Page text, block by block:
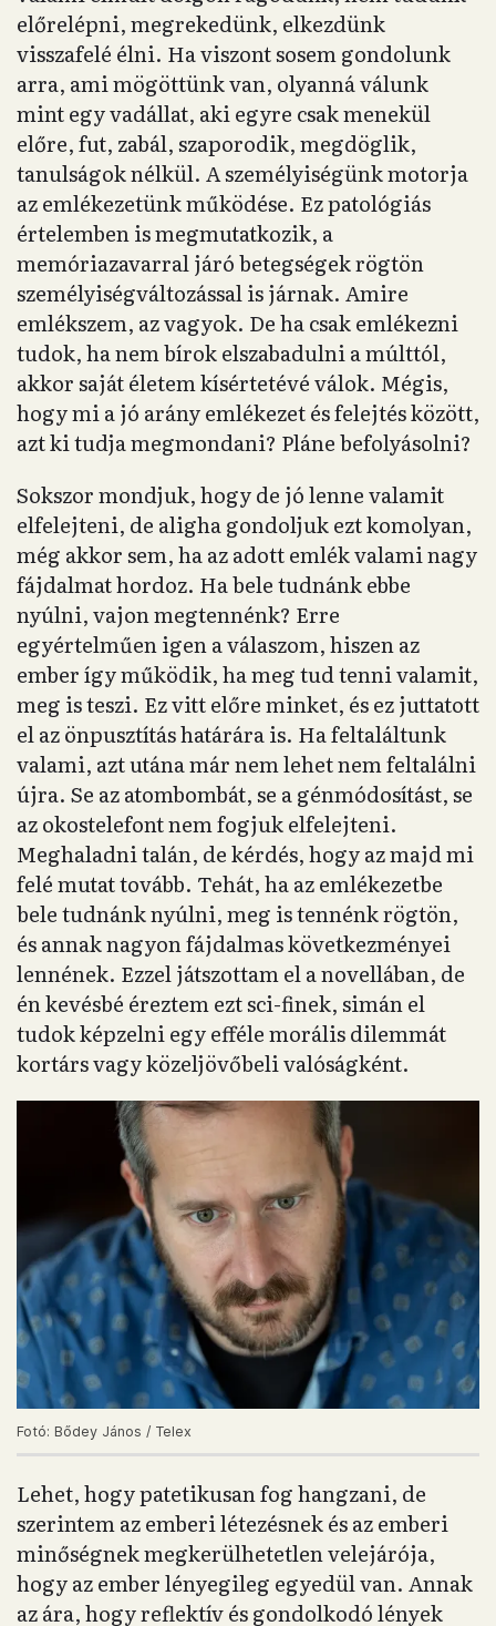
előrelépni, megrekedünk, elkezdünk
visszafelé élni. Ha viszont sosem gondolunk
arra, ami mögöttünk van, olyanná válunk
mint egy vadállat, aki egyre csak menekül
előre, fut, zabál, szaporodik, megdöglik,
tanulságok nélkül. A személyiségünk motorja
az emlékezetünk működése. Ez patológiás
értelemben is megmutatkozik, a
memóriazavarral járó betegségek rögtön
személyiségváltozással is járnak. Amire
emlékszem, az vagyok. De ha csak emlékezni
tudok, ha nem bírok elszabadulni a múlttól,
akkor saját életem kísértetévé válok. Mégis,
hogy mi a jó arány emlékezet és felejtés között,
azt ki tudja megmondani? Pláne befolyásolni?
Sokszor mondjuk, hogy de jó lenne valamit
elfelejteni, de aligha gondoljuk ezt komolyan,
még akkor sem, ha az adott emlék valami nagy
fájdalmat hordoz. Ha bele tudnánk ebbe
nyúlni, vajon megtennénk? Erre
egyértelműen igen a válaszom, hiszen az
ember így működik, ha meg tud tenni valamit,
meg is teszi. Ez vitt előre minket, és ez juttatott
el az önpusztítás határára is. Ha feltaláltunk
valami, azt utána már nem lehet nem feltalálni
újra. Se az atombombát, se a génmódosítást, se
az okostelefont nem fogjuk elfelejteni.
Meghaladni talán, de kérdés, hogy az majd mi
felé mutat tovább. Tehát, ha az emlékezetbe
bele tudnánk nyúlni, meg is tennénk rögtön,
és annak nagyon fájdalmas következményei
lennének. Ezzel játszottam el a novellában, de
én kevésbé éreztem ezt sci-finek, simán el
tudok képzelni egy efféle morális dilemmát
kortárs vagy közeljövőbeli valóságként.
Fotó: Bődey János / Telex
Lehet, hogy patetikusan fog hangzani, de
szerintem az emberi létezésnek és az emberi
minőségnek megkerülhetetlen velejárója,
hogy az ember lényegileg egyedül van. Annak
az ára, hogy reflektív és gondolkodó lények